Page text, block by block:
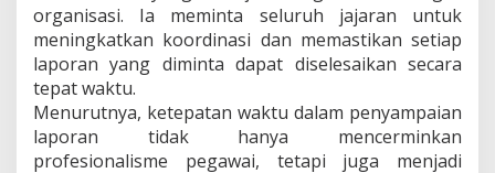
organisasi. Ia meminta seluruh jajaran untuk
meningkatkan koordinasi dan memastikan setiap
laporan yang diminta dapat diselesaikan secara
tepat waktu.
Menurutnya, ketepatan waktu dalam penyampaian
laporan tidak hanya mencerminkan
profesionalisme pegawai, tetapi juga menjadi